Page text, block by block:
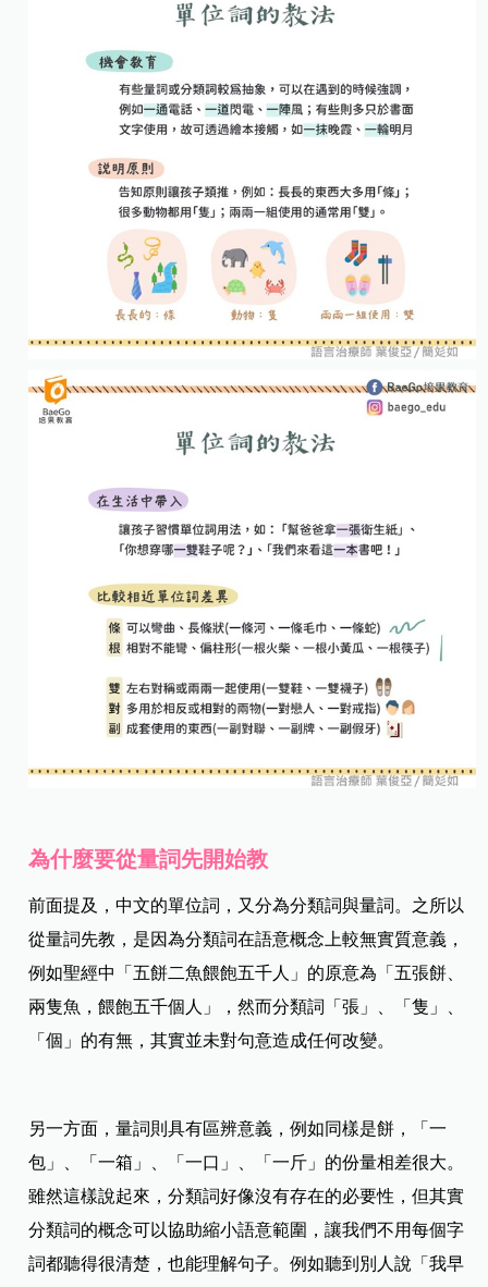
為什麼要從量詞先開始教
前面提及，中文的單位詞，又分為分類詞與量詞。​之所以
從量詞先教，是因為分類詞在語意概念上較無實質意義，
例如聖經中「五餅二魚餵飽五千人」的原意為「五張餅、
兩隻魚，餵飽五千個人」，然而分類詞「張」、「隻」、
「個」的有無，其實並未對句意造成任何改變。​
另一方面，量詞則具有區辨意義，例如同樣是餅，「一
包」、「一箱」、「一口」、「一斤」的份量相差很大。​
雖然這樣說起來，分類詞好像沒有存在的必要性，但其實
分類詞的概念可以協助縮小語意範圍，讓我們不用每個字
詞都聽得很清楚，也能理解句子。​例如聽到別人說「我早